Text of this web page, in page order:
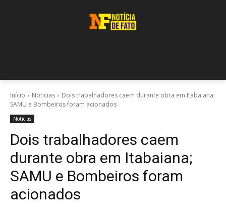
Início Noticias
Dois trabalhadores caem durante obra em Itabaiana;
SAMU e Bombeiros foram acionados
Noticias
Dois trabalhadores caem
durante obra em Itabaiana;
SAMU e Bombeiros foram
acionados